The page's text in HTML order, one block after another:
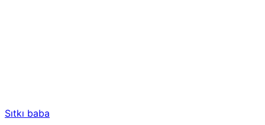
Sıtkı baba